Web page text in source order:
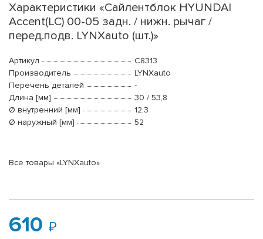
Характеристики «Сайлентблок HYUNDAI
Accent(LC) 00-05 задн. / нижн. рычаг /
перед.подв. LYNXauto (шт.)»
Артикул
C8313
Производитель
LYNXauto
Перечень деталей
-
Длина [мм]
30 / 53,8
Ø внутренний [мм]
12,3
Ø наружный [мм]
52
Все товары «LYNXauto»
610